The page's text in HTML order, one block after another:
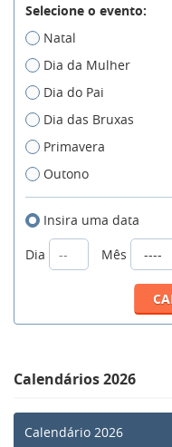
Selecione o evento:
Natal
Dia da Mulher
Dia do Pai
Dia das Bruxas
Primavera
Outono
Insira uma data
Dia
Mês
Calendários 2026
Calendário 2026